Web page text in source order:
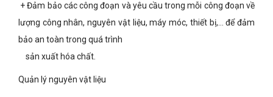
+ Đảm bảo các công đoạn và yêu cầu trong mỗi công đoạn về
lượng công nhân, nguyên vật liệu, máy móc, thiết bị,… để đảm
bảo an toàn trong quá trình
sản xuất hóa chất.
Quản lý nguyên vật liệu